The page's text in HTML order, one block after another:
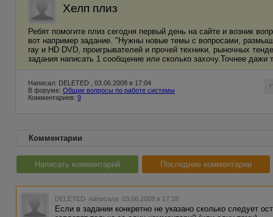
Хелп плиз
Ребят помогите плиз сегодня первый день на сайте и возник
вот например задание. "Нужны новые темы с вопросами,
ray и HD DVD, проигрывателей и прочей техники, рыночных
задания написать 1 сообщение или сколько захочу.Точнее
Написал: DELETED , 03.06.2008 в 17:04
В форуме: Общие вопросы по работе системы
Комментариев: 9
Комментарии
Написать комментарий Последние комментарии
DELETED написала 03.06.2008 в 17:18
Если в задании конкретно не указано сколько следует